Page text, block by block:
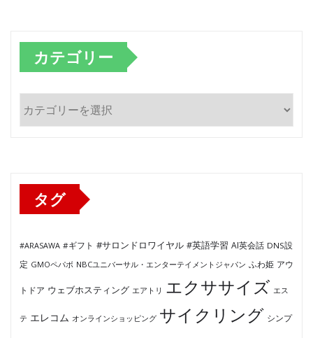
カテゴリー
テ
タグ
#ARASAWA #ギフト #サロンドロワイヤル #英語学習 AI英会話 DNS設
定 GMOペパボ NBCユニバーサル・エンターテイメントジャパン ふわ姫 アウ
トドア ウェブホスティング エアトリ エクササイズ エス
テ エレコム オンラインショッピング サイクリング シンプ